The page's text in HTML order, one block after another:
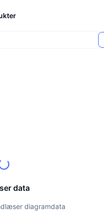
data
diagramdata